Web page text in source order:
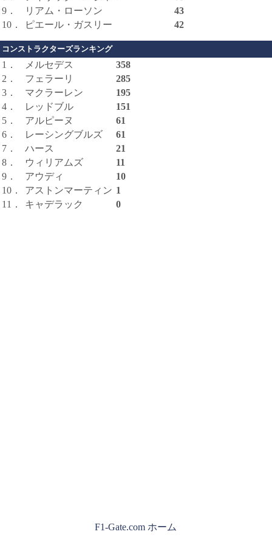
9．
リアム・ローソン
43
10．
ピエール・ガスリー 42
コンストラクターズランキング
1． メルセデス
358
2．
フェラーリ
285
3．
マクラーレン
195
4．
レッドブル
151
5．
アルピーヌ
61
6．
レーシングブルズ
61
7．
ハース
21
8．
ウィリアムズ
11
9．
アウディ
10
10．
アストンマーティン 1
11．
キャデラック 0
F1-Gate.com ホーム